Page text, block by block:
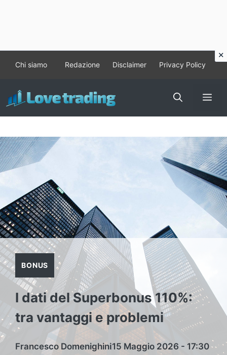
contenuto
Chi siamo Redazione Disclaimer Privacy Policy
BONUS
I dati del Superbonus 110%:
tra vantaggi e problemi
Francesco Domenighini15 Maggio 2026 - 17:30